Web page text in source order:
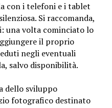
con i telefoni e i tablet
Si raccomanda,
una volta cominciato lo
il proprio
negli eventuali
salvo disponibilità.
dello sviluppo
fotografico destinato